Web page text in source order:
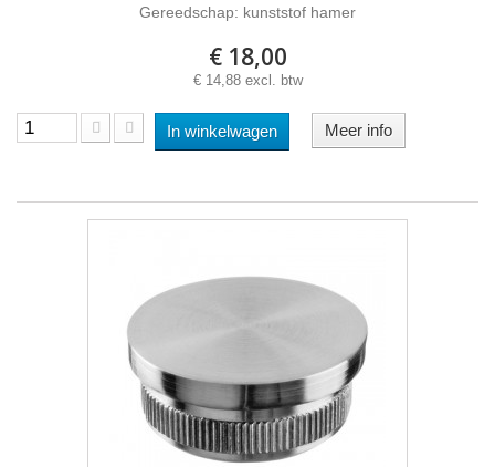
Gereedschap: kunststof hamer
€ 18,00
€ 14,88 excl. btw
In winkelwagen Meer info